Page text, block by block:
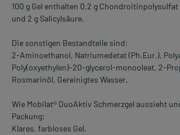
100 g Gel enthalten 0,2 g
und 2 g Salicylsäure.
Die sonstigen Bestandteile sind:
2-Aminoethanol, Natriumedetat (Ph.Eur.),
Poly(oxyethylen)-20-glycerol-monooleat, 2-
Rosmarinöl, Gereinigtes Wasser.
Wie Mobilat® DuoAktiv Schmerzgel aussieht
Packung:
Klares, farbloses Gel.